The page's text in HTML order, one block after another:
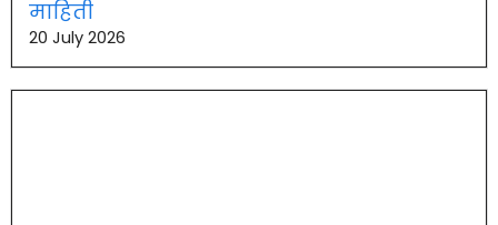
माहिती
20 July 2026